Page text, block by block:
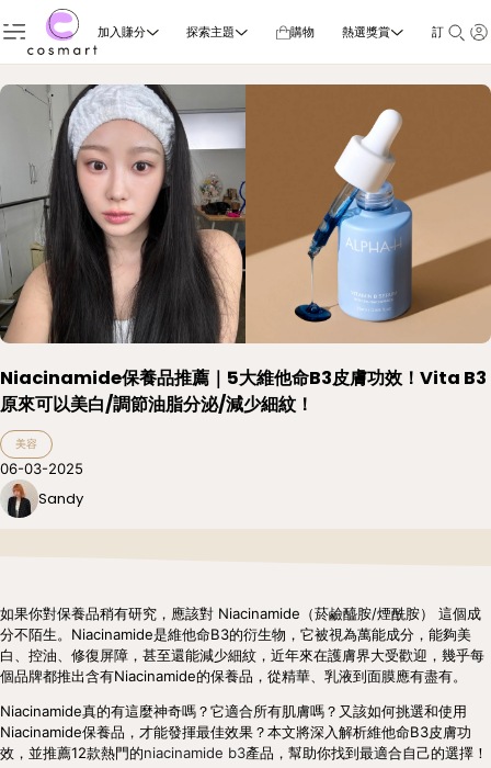
加入賺分 探索主題 購物 熱選獎賞 訂閱雜誌
Niacinamide保養品推薦｜5大維他命B3皮膚功效！Vita B3
原來可以美白/調節油脂分泌/減少細紋！
美容
06-03-2025
Sandy
如果你對保養品稍有研究，應該對 Niacinamide（菸鹼醯胺/煙酰胺） 這個成
分不陌生。Niacinamide是維他命B3的衍生物，它被視為萬能成分，能夠美
白、控油、修復屏障，甚至還能減少細紋，近年來在護膚界大受歡迎，幾乎每
個品牌都推出含有Niacinamide的保養品，從精華、乳液到面膜應有盡有。
Niacinamide真的有這麼神奇嗎？它適合所有肌膚嗎？又該如何挑選和使用
Niacinamide保養品，才能發揮最佳效果？本文將深入解析維他命B3皮膚功
效，並推薦12款熱門的niacinamide b3產品，幫助你找到最適合自己的選擇！